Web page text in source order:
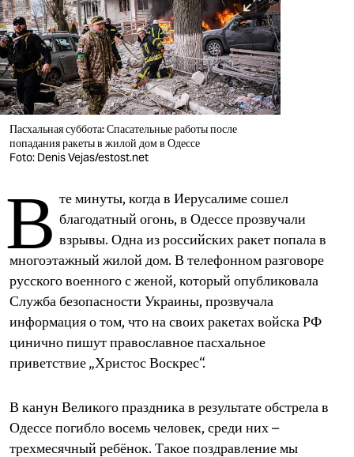
verlag
verlag
veranstaltungen
shop
fragen & hilfe
unterstützen
abo
genossenschaft
epaper login
Пасхальная суббота: Спасательные работы после
попадания ракеты в жилой дом в Одессе
Foto: Denis Vejas/estost.net
В те минуты, когда в Иерусалиме сошел
благодатный огонь, в Одессе прозвучали
взрывы. Одна из российских ракет попала в
многоэтажный жилой дом. В телефонном разговоре
русского военного с женой, который опубликовала
Служба безопасности Украины, прозвучала
информация о том, что на своих ракетах войска РФ
цинично пишут православное пасхальное
приветствие „Христос Воскрес“.
В канун Великого праздника в результате обстрела в
Одессе погибло восемь человек, среди них –
трехмесячный ребёнок. Такое поздравление мы